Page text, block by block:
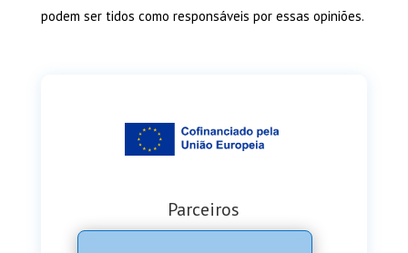
podem ser tidos como responsáveis por essas opiniões.
Parceiros